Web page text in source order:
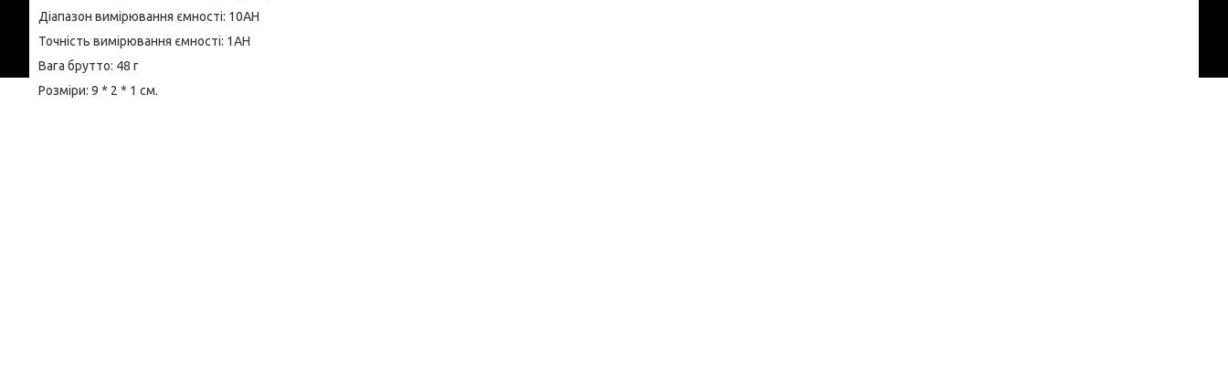
Діапазон вимірювання ємності: 10AH
Точність вимірювання ємності: 1AH
Вага брутто: 48 г
Розміри: 9 * 2 * 1 см.